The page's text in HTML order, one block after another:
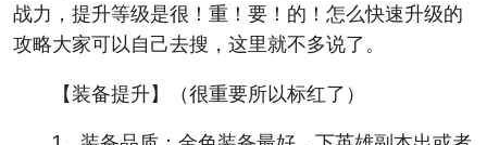
战力，提升等级是很！重！要！的！怎么快速升级的
攻略大家可以自己去搜，这里就不多说了。
【装备提升】（很重要所以标红了）